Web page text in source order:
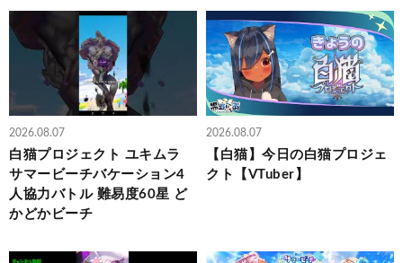
2026.08.07
白猫プロジェクト ユキムラ
サマービーチバケーション4
人協力バトル 難易度60星 ど
かどかビーチ
2026.08.07
【白猫】今日の白猫プロジェ
クト【VTuber】